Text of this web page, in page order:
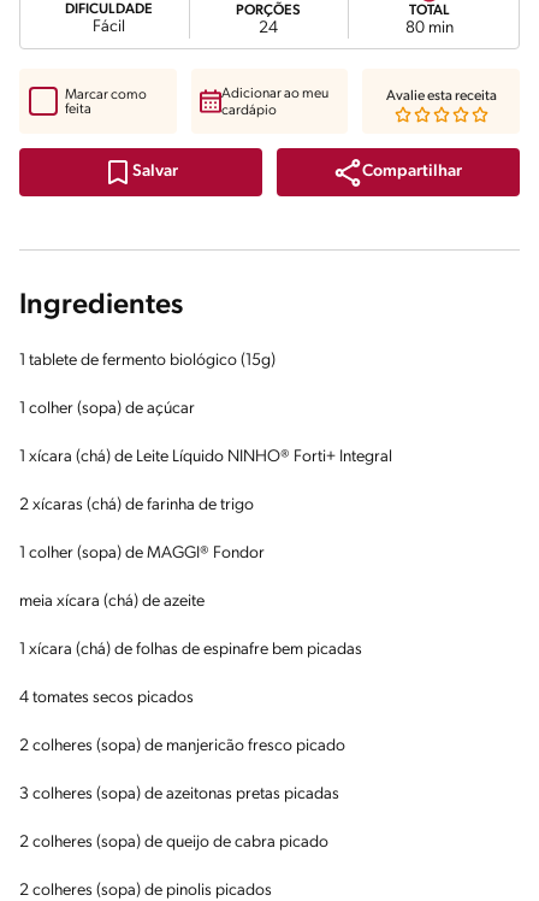
DIFICULDADE
Fácil
PORÇÕES
24
TOTAL
80 min
Salvar Compartilhar
Marcar como
feita
Adicionar ao meu
cardápio
Avalie esta receita
Ingredientes
1 tablete de fermento biológico (15g)
1 colher (sopa) de açúcar
1 xícara (chá) de Leite Líquido NINHO® Forti+ Integral
2 xícaras (chá) de farinha de trigo
1 colher (sopa) de MAGGI® Fondor
meia xícara (chá) de azeite
1 xícara (chá) de folhas de espinafre bem picadas
4 tomates secos picados
2 colheres (sopa) de manjericão fresco picado
3 colheres (sopa) de azeitonas pretas picadas
2 colheres (sopa) de queijo de cabra picado
2 colheres (sopa) de pinolis picados